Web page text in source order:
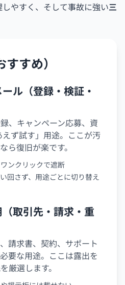
やすく、そして事故に強い三
すめ）
ル（登録・検証・
、キャンペーン応募、資
ず試す」用途。ここが汚
ら復旧が楽です。
ンクリックで遮断
回さず、用途ごとに切り替え
取引先・請求・重
請求書、契約、サポート
要な用途。ここは露出を
厳選します。